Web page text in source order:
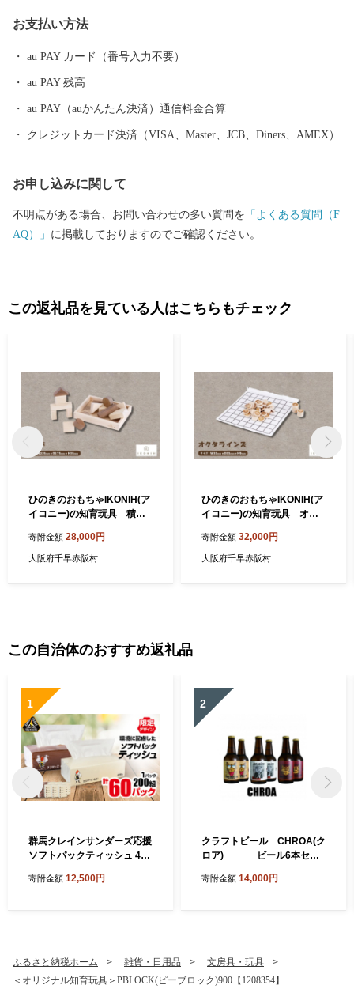
お支払い方法
au PAY カード（番号入力不要）
au PAY 残高
au PAY（auかんたん決済）通信料金合算
クレジットカード決済（VISA、Master、JCB、Diners、AMEX）
お申し込みに関して
不明点がある場合、お問い合わせの多い質問を 「よくある質問（F
AQ）」 に掲載しておりますのでご確認ください。
この返礼品を見ている人はこちらもチェック
ひのきのおもちゃIKONIH(ア
イコニー)の知育玩具 積み
寄附金額 28,000円
大阪府千早赤阪村
ひのきのおもちゃIKONIH(ア
イコニー)の知育玩具 オク
寄附金額 32,000円
大阪府千早赤阪村
この自治体のおすすめ返礼品
1
群馬クレインサンダーズ応援
ソフトパックティッシュ 400
シュ ペーパー まとめ買い 消
寄附金額 12,500円
2
クラフトビール CHROA(ク
ロア) ビール6本セッ
寄附金額 14,000円
ふるさと納税ホーム 雑貨・日用品
文房具・玩具
＜オリジナル知育玩具＞PBLOCK(ピーブロック)900【1208354】